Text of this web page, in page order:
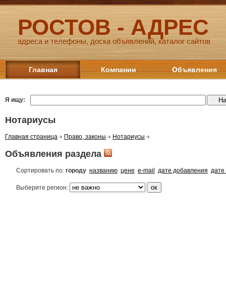
РОСТОВ - АДРЕС
адреса и телефоны, доска объявлений, каталог сайтов
Главная Компании Объявления
Я ищу:
Нотариусы
Главная страница Право, законы Нотариусы
Объявления раздела
Сортировать по: городу названию цене e-mail дате добавления
Выберите регион: